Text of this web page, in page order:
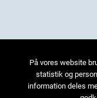
På vores website
statistik og
information deles